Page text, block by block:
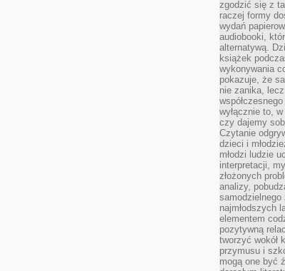
zgodzić się z
raczej formy
wydań
audiobooki,
alternatywą.
książek
wykonywania
pokazuje, że
nie zanika,
wyłącznie to,
czy dajemy
Czytanie
dzieci i
młodzi ludzie
interpretacji,
złożonych
analizy,
samodzielnego
najmłodszych
elementem
pozytywną
tworzyć wokół
przymusu i
mogą one być